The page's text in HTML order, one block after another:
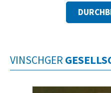
VINSCHGER